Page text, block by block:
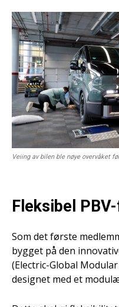
Veiing av bilen ble nøye overvåket
Fleksibel
Som det første
bygget på den
(Electric-Global
designet med et